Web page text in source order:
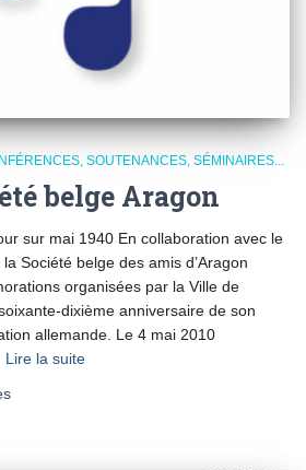
SOUTENANCES, SÉMINAIRES...
belge Aragon
sur mai 1940 En collaboration avec le
Société belge des amis d’Aragon
organisées par la Ville de
dixième anniversaire de son
allemande. Le 4 mai 2010
Lire la suite